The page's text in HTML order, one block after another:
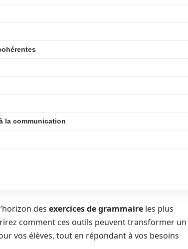
la communication
des exercices de grammaire les plus
comment ces outils peuvent transformer un
vos élèves, tout en répondant à vos besoins